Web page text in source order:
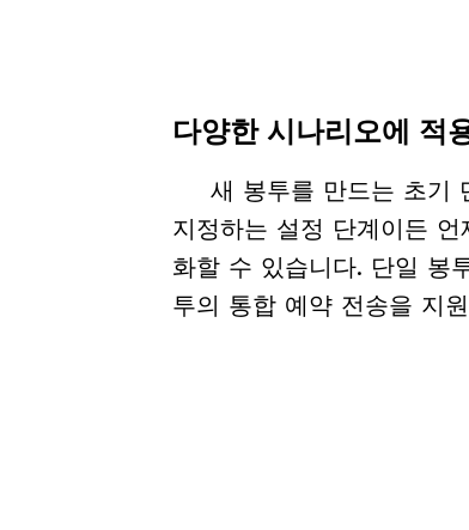
다양한 시나리오에 적
새 봉투를 만드는 초기
지정하는 설정 단계이든
화할 수 있습니다. 단일 봉
투의 통합 예약 전송을 지